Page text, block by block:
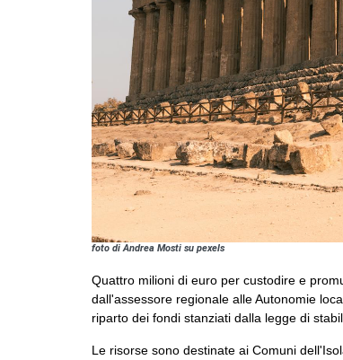
foto di Andrea Mosti su pexels
Quattro milioni di euro per custodire e
dall'assessore regionale alle Autonomie
riparto dei fondi stanziati dalla legge di
Le risorse sono destinate ai Comuni